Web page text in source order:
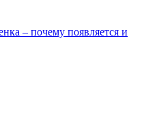
– почему появляется и